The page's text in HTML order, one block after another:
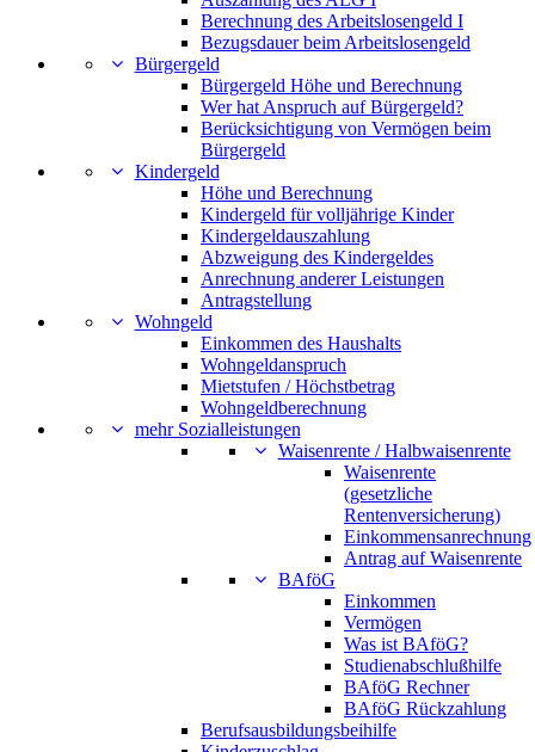
Berechnung des Arbeitslosengeld I
Bezugsdauer beim Arbeitslosengeld
Bürgergeld
Bürgergeld Höhe und Berechnung
Wer hat Anspruch auf Bürgergeld?
Berücksichtigung von Vermögen beim
Bürgergeld
Kindergeld
Höhe und Berechnung
Kindergeld für volljährige Kinder
Kindergeldauszahlung
Abzweigung des Kindergeldes
Anrechnung anderer Leistungen
Antragstellung
Wohngeld
Einkommen des Haushalts
Wohngeldanspruch
Mietstufen / Höchstbetrag
Wohngeldberechnung
mehr Sozialleistungen
Waisenrente / Halbwaisenrente
Waisenrente
(gesetzliche
Rentenversicherung)
Einkommensanrechnung
Antrag auf Waisenrente
BAföG
Einkommen
Vermögen
Was ist BAföG?
Studienabschlußhilfe
BAföG Rechner
BAföG Rückzahlung
Berufsausbildungsbeihilfe